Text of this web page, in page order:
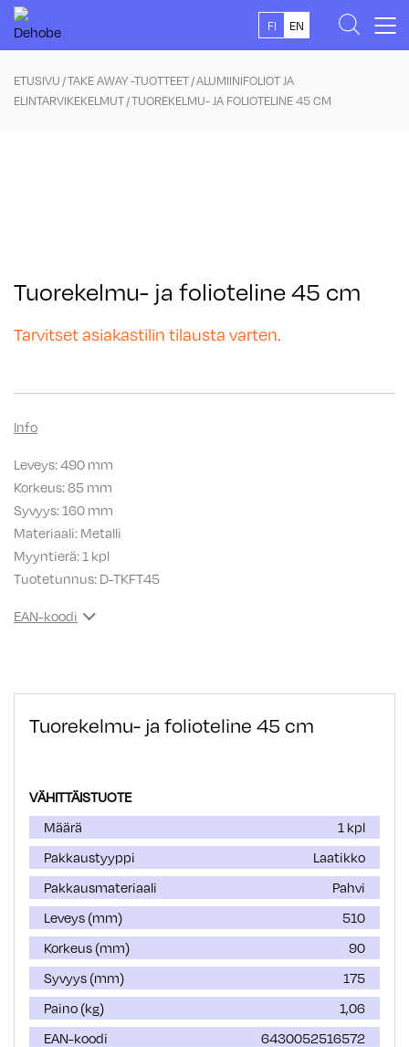
Skip
content
FI EN
ETUSIVU /TAKE AWAY -TUOTTEET/ALUMIINIFOLIOT JA
ELINTARVIKEKELMUT/ TUOREKELMU- JA FOLIOTELINE 45 CM
Tuorekelmu- ja folioteline 45 cm
Tarvitset asiakastilin tilausta varten.
Info
Leveys: 490 mm
Korkeus: 85 mm
Syvyys: 160 mm
Materiaali: Metalli
Myyntierä: 1 kpl
Tuotetunnus: D-TKFT45
EAN-koodi
Tuorekelmu- ja folioteline 45 cm
VÄHITTÄISTUOTE
Määrä
1 kpl
Pakkaustyyppi
Laatikko
Pakkausmateriaali
Pahvi
Leveys (mm)
510
Korkeus (mm)
90
Syvyys (mm)
175
Paino (kg)
1,06
EAN-koodi
6430052516572